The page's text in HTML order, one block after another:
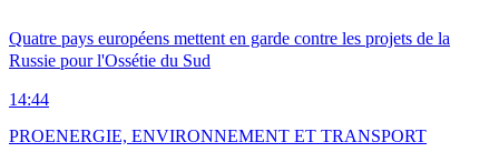
Quatre pays européens mettent en garde contre les projets de la
Russie pour l'Ossétie du Sud
14:44
PROENERGIE, ENVIRONNEMENT ET TRANSPORT